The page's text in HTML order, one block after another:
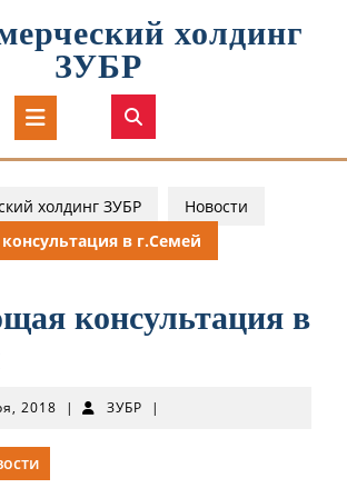
холдинг
ЗУБР
Кнопка
Открыть
холдинг ЗУБР
Новости
в г.Семей
консультация в
2018 24| ЗУБР ЗУБР
|